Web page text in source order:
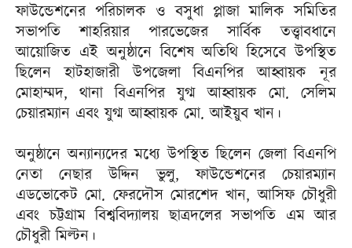
ফাউন্ডেশনের পরিচালক ও বসুধা প্লাজা মালিক সমিতির
সভাপতি শাহরিয়ার পারভেজের সার্বিক তত্ত্বাবধানে
আয়োজিত এই অনুষ্ঠানে বিশেষ অতিথি হিসেবে উপস্থিত
ছিলেন হাটহাজারী উপজেলা বিএনপির আহ্বায়ক নূর
মোহাম্মদ, থানা বিএনপির যুগ্ম আহ্বায়ক মো. সেলিম
চেয়ারম্যান এবং যুগ্ম আহ্বায়ক মো. আইয়ুব খান।
অনুষ্ঠানে অন্যান্যদের মধ্যে উপস্থিত ছিলেন জেলা বিএনপি
নেতা নেছার উদ্দিন ভুলু, ফাউন্ডেশনের চেয়ারম্যান
এডভোকেট মো. ফেরদৌস মোরশেদ খান, আসিফ চৌধুরী
এবং চট্টগ্রাম বিশ্ববিদ্যালয় ছাত্রদলের সভাপতি এম আর
চৌধুরী মিল্টন।